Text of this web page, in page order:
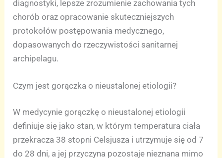
diagnostyki, lepsze zrozumienie zachowania tych
chorób oraz opracowanie skuteczniejszych
protokołów postępowania medycznego,
dopasowanych do rzeczywistości sanitarnej
archipelagu.
Czym jest gorączka o nieustalonej etiologii?
W medycynie gorączkę o nieustalonej etiologii
definiuje się jako stan, w którym temperatura ciała
przekracza 38 stopni Celsjusza i utrzymuje się od 7
do 28 dni, a jej przyczyna pozostaje nieznana mimo